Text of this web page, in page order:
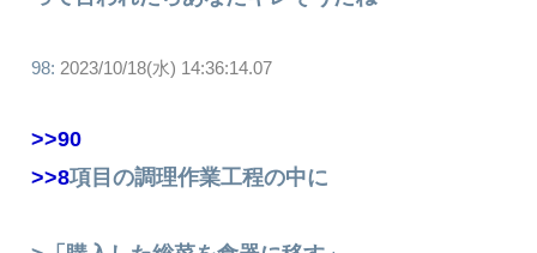
98: 2023/10/18(水) 14:36:14.07
>>90
>>8項目の調理作業工程の中に